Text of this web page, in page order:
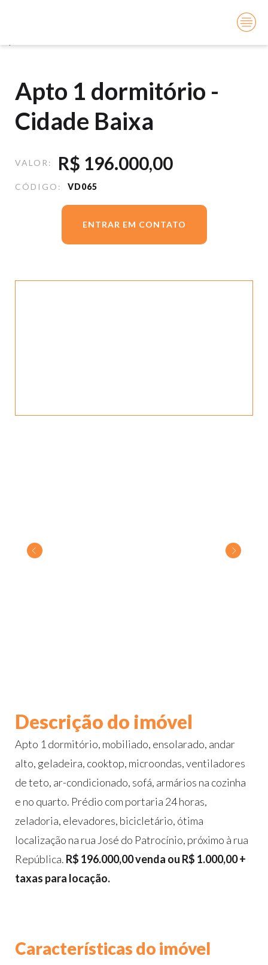
Apto 1 dormitório -
Cidade Baixa
VALOR: R$ 196.000,00
CÓDIGO: VD065
ENTRAR EM CONTATO
Descrição do imóvel
Apto 1 dormitório, mobiliado, ensolarado, andar
alto, geladeira, cooktop, microondas, ventiladores
de teto, ar-condicionado, sofá, armários na cozinha
e no quarto. Prédio com portaria 24 horas,
zeladoria, elevadores, bicicletário, ótima
localização na rua José do Patrocínio, próximo à rua
República. R$ 196.000,00 venda ou R$ 1.000,00 +
taxas para locação.
Características do imóvel